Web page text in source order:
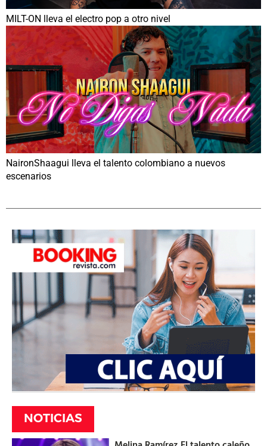
MILT-ON lleva el electro pop a otro nivel
NaironShaagui lleva el talento colombiano a nuevos
escenarios
NOTICIAS